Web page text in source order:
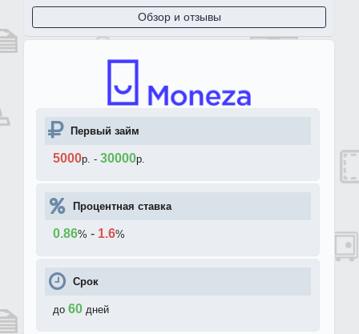
Обзор и отзывы
Первый займ
5000р. - 30000р.
Процентная ставка
0.86% - 1.6%
Срок
до 60 дней